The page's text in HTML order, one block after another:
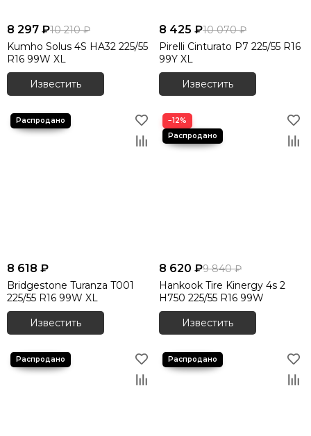
8 297 ₽10 210 ₽
Kumho Solus 4S HA32 225/55
R16 99W XL
Известить
8 425 ₽10 070 ₽
Pirelli Cinturato P7 225/55 R16
99Y XL
Известить
8 618 ₽
Bridgestone Turanza T001
225/55 R16 99W XL
Известить
−12%
8 620 ₽9 840 ₽
Hankook Tire Kinergy 4s 2
H750 225/55 R16 99W
Известить